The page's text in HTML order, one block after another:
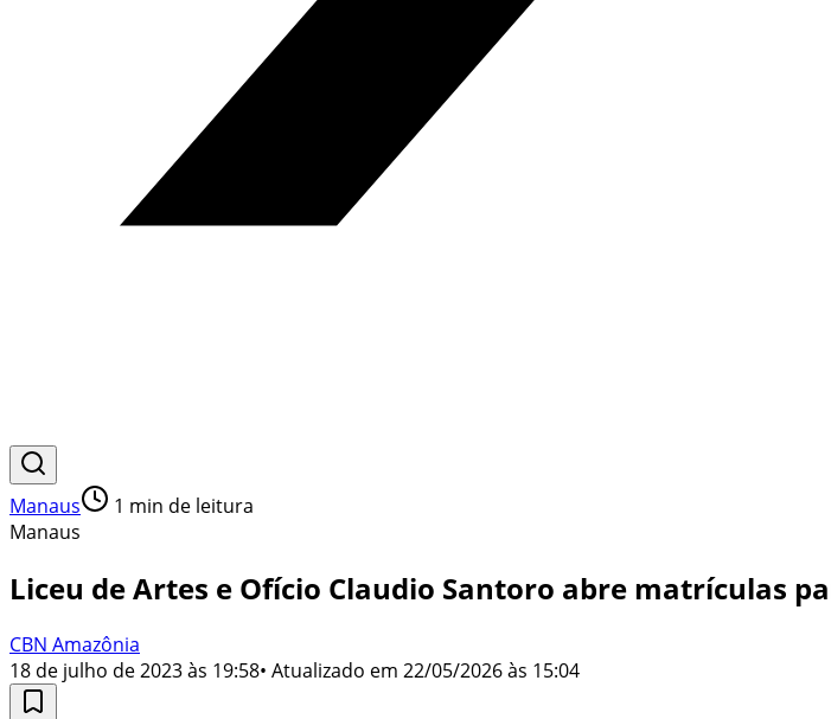
Manaus 1 min de leitura
Manaus
Liceu de Artes e Ofício Claudio Santoro abre matrículas
CBN Amazônia
18 de julho de 2023 às 19:58• Atualizado em 22/05/2026 às 15:04